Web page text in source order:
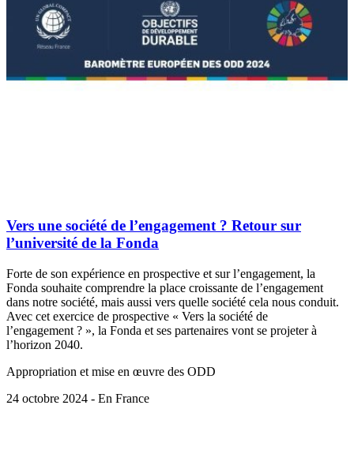
Vers une société de l’engagement ? Retour sur
l’université de la Fonda
Forte de son expérience en prospective et sur l’engagement, la
Fonda souhaite comprendre la place croissante de l’engagement
dans notre société, mais aussi vers quelle société cela nous conduit.
Avec cet exercice de prospective « Vers la société de
l’engagement ? », la Fonda et ses partenaires vont se projeter à
l’horizon 2040.
Appropriation et mise en œuvre des ODD
24 octobre 2024 - En France